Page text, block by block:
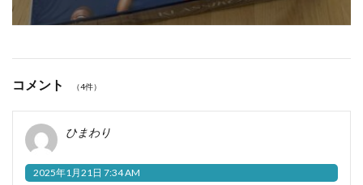
コメント （4件）
ひまわり
2025年1月21日 7:34 AM